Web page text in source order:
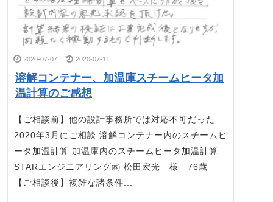
2020-07-07 2020-07-11
溶解コンテナー、加温庫スチームヒータ加
温計算のご感想
【ご相談前】他の設計事務所では対応不可だった
2020年3月にご相談 溶解コンテナー内のスチームヒ
ータ加温計算 加温庫内のスチームヒータ加温計算
STARエンジニアリング㈱ 松田宏光 様 76歳
【ご相談後】複雑な諸条件...